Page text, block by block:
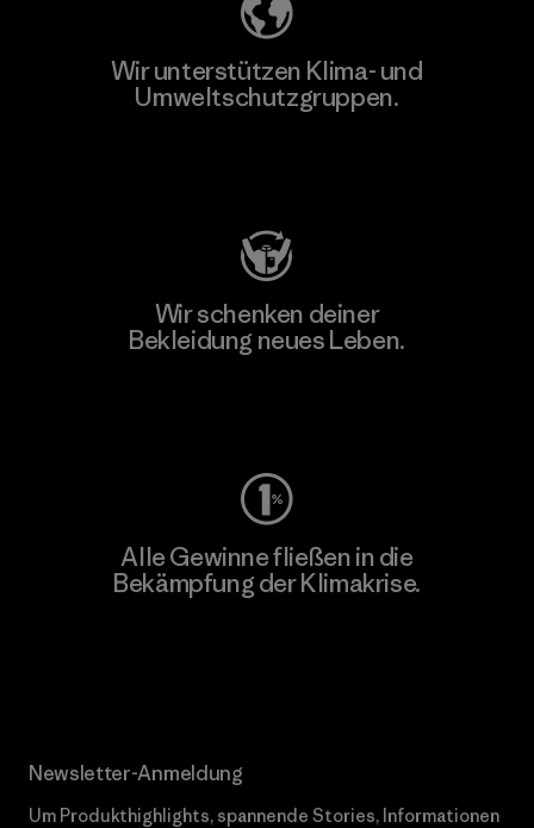
Wir unterstützen Klima- und
Umweltschutzgruppen.
Wir schenken deiner
Bekleidung neues Leben.
Alle Gewinne fließen in die
Bekämpfung der Klimakrise.
Newsletter-Anmeldung
Um Produkthighlights, spannende Stories, Informationen